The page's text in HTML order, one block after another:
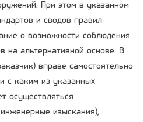
При этом в указанном
и сводов правил
о возможности соблюдения
на альтернативной основе. В
вправе самостоятельно
с каким из указанных
осуществляться
изыскания),